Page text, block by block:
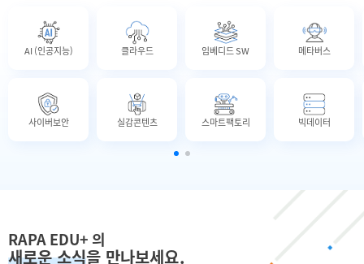
AI (인공지능) 클라우드 임베디드 SW 메타버스
사이버보안 실감콘텐츠 스마트팩토리 빅데이터
RAPA EDU+ 의
새로운 소식을 만나보세요.